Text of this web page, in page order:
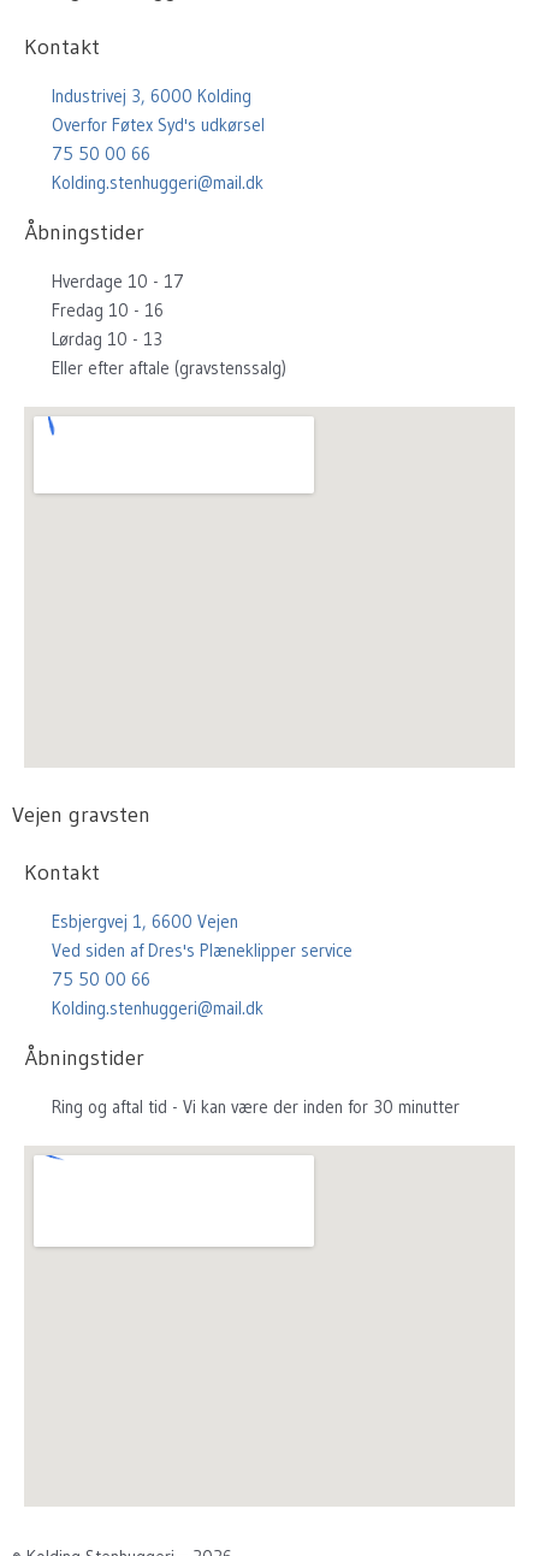
o
o
k
r
a
m
e
e
s
Kontakt
Industrivej 3, 6000 Kolding
Overfor Føtex Syd's udkørsel
75 50 00 66
Kolding.stenhuggeri@mail.dk
Åbningstider
Hverdage 10 - 17
Fredag 10 - 16
Lørdag 10 - 13
Eller efter aftale (gravstenssalg)
Vejen gravsten
Kontakt
Esbjergvej 1, 6600 Vejen
Ved siden af Dres's Plæneklipper service
75 50 00 66
Kolding.stenhuggeri@mail.dk
Åbningstider
Ring og aftal tid - Vi kan være der inden for 30 minutter